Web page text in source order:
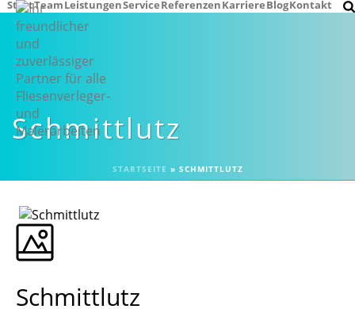
StartTeamLeistungenServiceReferenzenKarriereBlogKontakt
Schmittlutz
STARTSEITE » SCHMITTLUTZ
Schmittlutz